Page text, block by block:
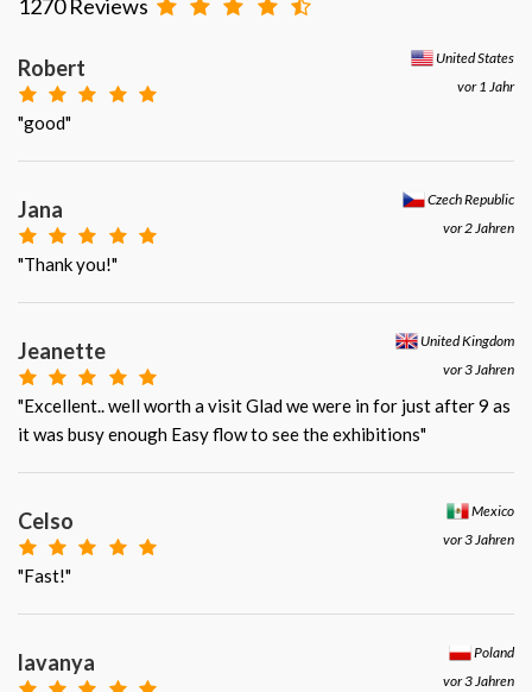
1270 Reviews
United States
vor 1 Jahr
Robert
"good"
Czech Republic
vor 2 Jahren
Jana
"Thank you!"
United Kingdom
vor 3 Jahren
Jeanette
"Excellent.. well worth a visit Glad we were in for just after 9 as
it was busy enough Easy flow to see the exhibitions"
Mexico
vor 3 Jahren
Celso
"Fast!"
Poland
vor 3 Jahren
lavanya